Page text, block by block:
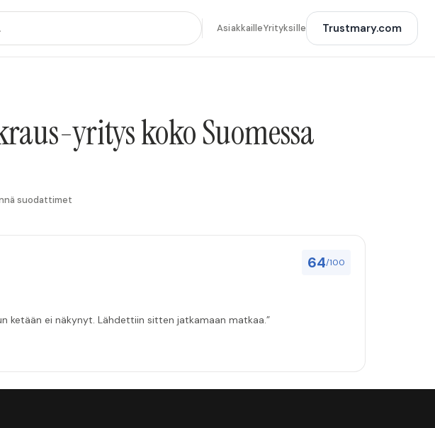
AsiakkailleYrityksille Trustmary.com
yritys koko Suomessa
suodattimet
64/100
ketään ei näkynyt. Lähdettiin sitten jatkamaan matkaa.”